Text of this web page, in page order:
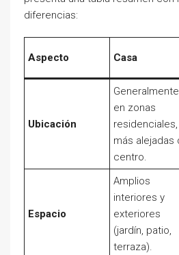
diferencias:
Aspecto Casa
Ubicación
Generalmente
en zonas
residenciales,
más alejadas
centro.
Espacio
Amplios
interiores y
exteriores
(jardín, patio,
terraza).